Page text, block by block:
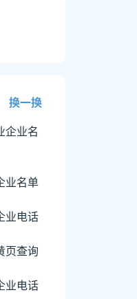
换一换
企业名
业名单
业电话
页查询
业电话